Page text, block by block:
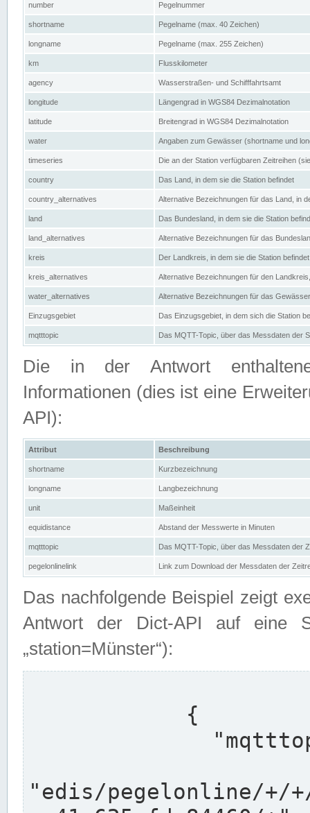
number Pegelnummer
shortname Pegelname (max. 40 Zeichen)
longname Pegelname (max. 255 Zeichen)
km Flusskilometer
agency Wasserstraßen- und Schifffahrtsamt
longitude Längengrad in WGS84 Dezimalnotation
latitude Breitengrad in WGS84 Dezimalnotation
water Angaben zum Gewässer (shortname und
timeseries Die an der Station verfügbaren Zeitreihen
country Das Land, in dem sie die Station befindet
country_alternatives Alternative Bezeichnungen für das Land, in
land Das Bundesland, in dem sie die Station
land_alternatives Alternative Bezeichnungen für das
kreis Der Landkreis, in dem sie die Station befindet
kreis_alternatives Alternative Bezeichnungen für den
water_alternatives Alternative Bezeichnungen für das
Einzugsgebiet Das Einzugsgebiet, in dem sich die Station
mqtttopic Das MQTT-Topic, über das Messdaten der
Die in der Antwort
Informationen (dies ist eine
API):
Attribut Beschreibung
shortname Kurzbezeichnung
longname Langbezeichnung
unit Maßeinheit
equidistance Abstand der Messwerte in Minuten
mqtttopic Das MQTT-Topic, über das Messdaten der
pegelonlinelink Link zum Download der Messdaten der
Das nachfolgende Beispiel zeigt
Antwort der Dict-API auf eine
„station=Münster“):
"edis/pegelonline/+/